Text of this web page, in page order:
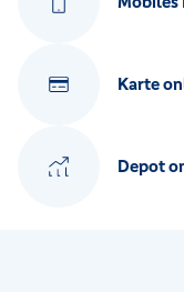
Karte
Depot